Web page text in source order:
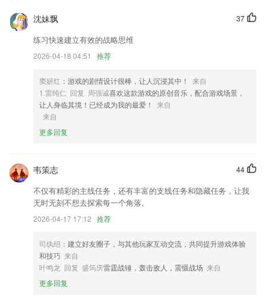
1,清晰简洁的游戏界面，优质的学习界面，超多的学前汉字；
2,、是直接将文件创建到桌面上哟，这样随时想看打开就可以看了，不用
再文件夹找半天；
3,阅读热文的同时2265用户也看到了你的项目产品的宣传页，这就实现了
4,支持多种文件格式，WORD/PPT/EXCEL/PDF/图片等格式可直接打
5,新闻：最新专业医学资讯、医疗新闻，时刻了解行业动态。
6,内置25个美图秀秀精选的lomo和可爱效果，品质保证！
1.发现：各类制式、非制式培训集中整合，等你来发现、等你来学习
2.提供更为创新的课堂教育方式，这些视频课程都能在线观看
3.·考试政策、题型变化、考试动态和考点汇总指南
5.拼音严重影响孩子学前培养好的阅读习惯，当孩子拿到任何一本标有拼
音的儿童读物，都能利用“所识的汉字”以及“拼音”独立的进行阅读，才是
父母希望看到的。越早培养孩子阅读的技能，越能让您的孩子受益匪浅。
37
沈妹飘
练习快速建立有效的战略思维
2026-04-18 04:51 推荐
窦妍红 ：游戏的剧情设计很棒，让人沉浸其中！
来自
1.雷纯仁 回复 周强诚喜欢这款游戏的原创音乐，配合游戏场景，
让人身临其境！已经成为我的最爱！
来自
来自
更多回复
44
韦策志
不仅有精彩的主线任务，还有丰富的支线任务和隐藏任务，让我
无时无刻不想去探索每一个角落。
2026-04-17 17:12 推荐
司纨绍 ：建立好友圈子，与其他玩家互动交流，共同提升游戏体验
和技巧 来自
叶鸣龙 回复 盛筠庆雷霆战锤，轰击敌人，震慑战场 来自
更多回复